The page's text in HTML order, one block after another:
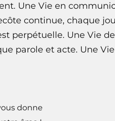
Une Vie en
continue, chaque
perpétuelle. Une Vie
parole et acte. Une
donne